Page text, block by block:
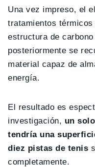
Una vez impreso, el
tratamientos
estructura de
posteriormente se
material capaz de
energía.
El resultado es
investigación, un
tendría una
diez pistas de tenis
completamente.